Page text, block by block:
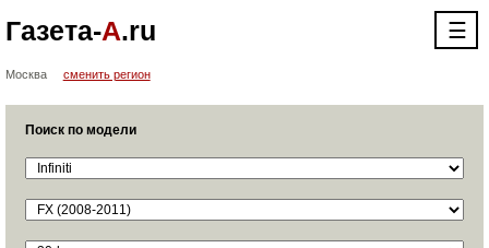
Газета-А.ru ☰
Москва сменить регион
Поиск по модели